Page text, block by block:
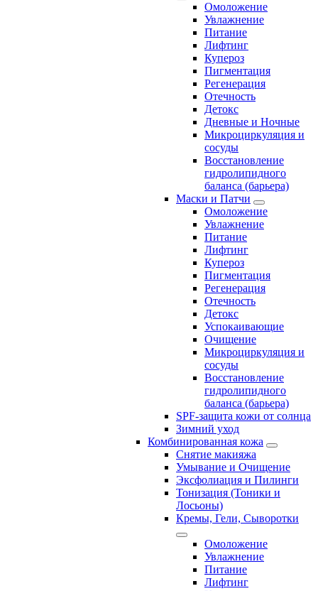
Омоложение
Увлажнение
Питание
Лифтинг
Купероз
Пигментация
Регенерация
Отечность
Детокс
Дневные и Ночные
Микроциркуляция и
сосуды
Восстановление
гидролипидного
баланса (барьера)
Маски и Патчи
Омоложение
Увлажнение
Питание
Лифтинг
Купероз
Пигментация
Регенерация
Отечность
Детокс
Успокаивающие
Очищение
Микроциркуляция и
сосуды
Восстановление
гидролипидного
баланса (барьера)
SPF-защита кожи от солнца
Зимний уход
Комбинированная кожа
Снятие макияжа
Умывание и Очищение
Эксфолиация и Пилинги
Тонизация (Тоники и
Лосьоны)
Кремы, Гели, Сыворотки
Омоложение
Увлажнение
Питание
Лифтинг